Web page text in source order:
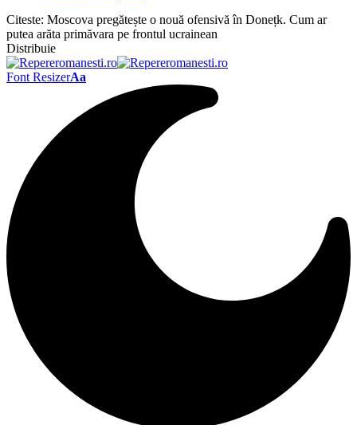
Citeste: Moscova pregătește o nouă ofensivă în Donețk. Cum ar
putea arăta primăvara pe frontul ucrainean
Distribuie
Font ResizerAa